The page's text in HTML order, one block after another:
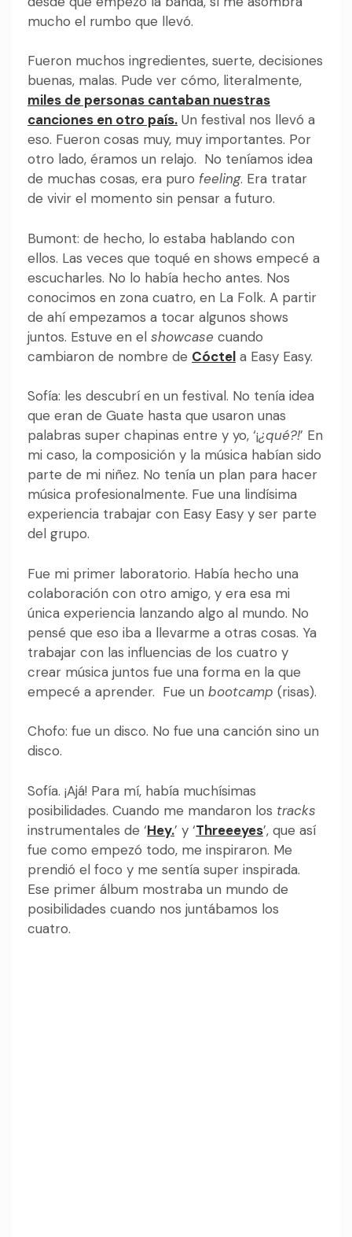
mucho el rumbo que llevó.
Fueron muchos ingredientes, suerte, decisiones
buenas, malas. Pude ver cómo, literalmente,
miles de personas cantaban nuestras
canciones en otro país. Un festival nos llevó a
eso. Fueron cosas muy, muy importantes. Por
otro lado, éramos un relajo. No teníamos idea
de muchas cosas, era puro feeling. Era tratar
de vivir el momento sin pensar a futuro.
Bumont: de hecho, lo estaba hablando con
ellos. Las veces que toqué en shows empecé a
escucharles. No lo había hecho antes. Nos
conocimos en zona cuatro, en La Folk. A partir
de ahí empezamos a tocar algunos shows
juntos. Estuve en el showcase cuando
cambiaron de nombre de Cóctel a Easy Easy.
Sofía: les descubrí en un festival. No tenía idea
que eran de Guate hasta que usaron unas
palabras super chapinas entre y yo, ‘¡¿qué?!’ En
mi caso, la composición y la música habían sido
parte de mi niñez. No tenía un plan para hacer
música profesionalmente. Fue una lindísima
experiencia trabajar con Easy Easy y ser parte
del grupo.
Fue mi primer laboratorio. Había hecho una
colaboración con otro amigo, y era esa mi
única experiencia lanzando algo al mundo. No
pensé que eso iba a llevarme a otras cosas. Ya
trabajar con las influencias de los cuatro y
crear música juntos fue una forma en la que
empecé a aprender. Fue un bootcamp (risas).
Chofo: fue un disco. No fue una canción sino un
disco.
Sofía. ¡Ajá! Para mí, había muchísimas
posibilidades. Cuando me mandaron los tracks
instrumentales de ‘Hey.’ y ‘Threeeyes’, que así
fue como empezó todo, me inspiraron. Me
prendió el foco y me sentía super inspirada.
Ese primer álbum mostraba un mundo de
posibilidades cuando nos juntábamos los
cuatro.